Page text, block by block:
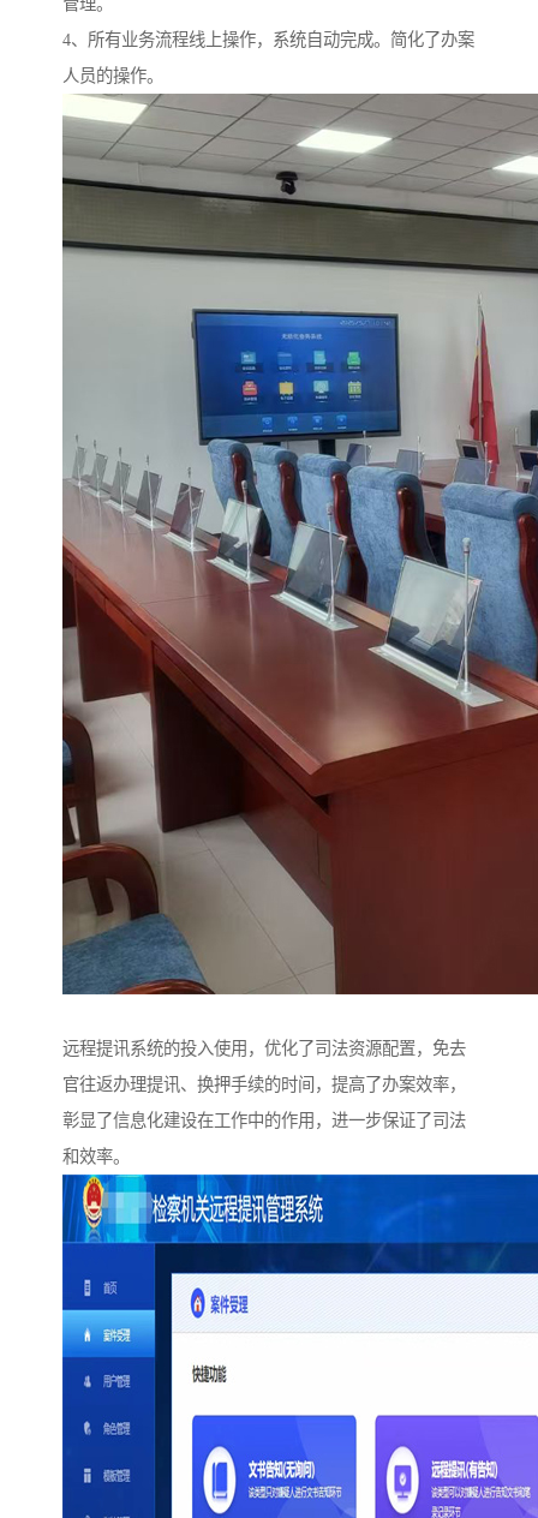
管理。
4、所有业务流程线上操作，系统自动完成。简化了办案
人员的操作。
远程提讯系统的投入使用，优化了司法资源配置，免去
官往返办理提讯、换押手续的时间，提高了办案效率，
彰显了信息化建设在工作中的作用，进一步保证了司法
和效率。